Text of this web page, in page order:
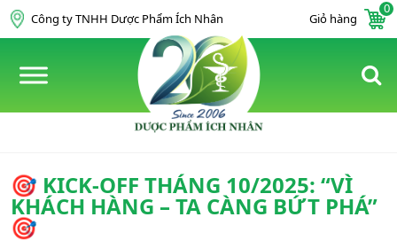
Skip to content
Công ty TNHH Dược Phẩm Ích Nhân Giỏ hàng
0
🎯 KICK-OFF THÁNG 10/2025: “VÌ
KHÁCH HÀNG – TA CÀNG BỨT PHÁ”
🎯